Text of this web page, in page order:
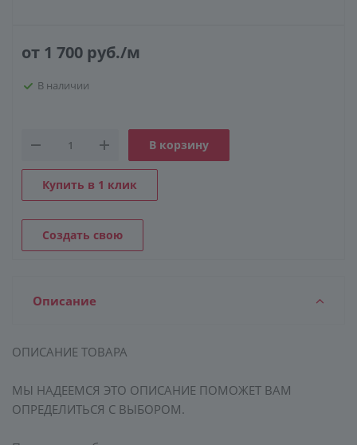
от 1 700 руб./м
В наличии
В корзину
Купить в 1 клик
Создать свою
Описание
ОПИСАНИЕ ТОВАРА
МЫ НАДЕЕМСЯ ЭТО ОПИСАНИЕ ПОМОЖЕТ ВАМ
ОПРЕДЕЛИТЬСЯ С ВЫБОРОМ.